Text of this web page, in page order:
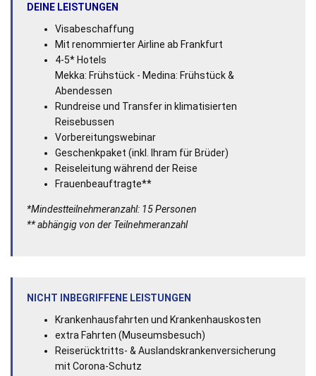
DEINE LEISTUNGEN
Visabeschaffung
Mit renommierter Airline ab Frankfurt
4-5* Hotels
Mekka: Frühstück - Medina: Frühstück &
Abendessen
Rundreise und Transfer in klimatisierten
Reisebussen
Vorbereitungswebinar
Geschenkpaket (inkl. Ihram für Brüder)
Reiseleitung während der Reise
Frauenbeauftragte**
*Mindestteilnehmeranzahl: 15 Personen
** abhängig von der Teilnehmeranzahl
NICHT INBEGRIFFENE LEISTUNGEN
Krankenhausfahrten und Krankenhauskosten
extra Fahrten (Museumsbesuch)
Reiserücktritts- & Auslandskrankenversicherung
mit Corona-Schutz